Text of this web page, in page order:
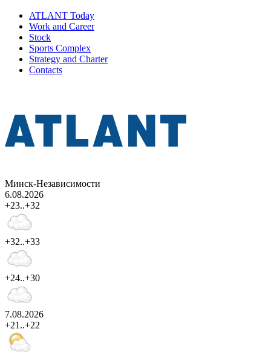
ATLANT Today
Work and Career
Stock
Sports Complex
Strategy and Charter
Contacts
Минск-Независимости
6.08.2026
+23..+32
+32..+33
+24..+30
7.08.2026
+21..+22